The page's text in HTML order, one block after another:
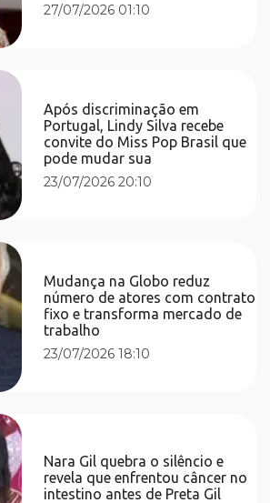
27/07/2026 01:10
Após discriminação em
Portugal, Lindy Silva recebe
convite do Miss Pop Brasil que
pode mudar sua
23/07/2026 20:10
Mudança na Globo reduz
número de atores com contrato
fixo e transforma mercado de
trabalho
23/07/2026 18:10
Nara Gil quebra o silêncio e
revela que enfrentou câncer no
intestino antes de Preta Gil